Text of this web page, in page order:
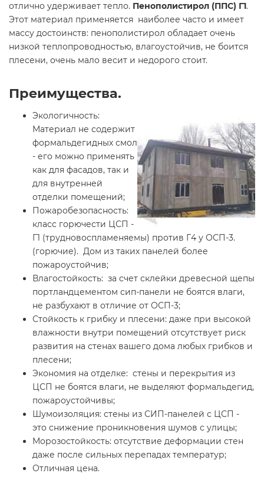
отлично удерживает тепло. Пенополистирол (ППС) Г1.
Этот материал применяется наиболее часто и имеет
массу достоинств: пенополистирол обладает очень
низкой теплопроводностью, влагоустойчив, не боится
плесени, очень мало весит и недорого стоит.
Преимущества.
Экологичность:
Материал не содержит
формальдегидных смол
- его можно применять
как для фасадов, так и
для внутренней
отделки помещений;
Пожаробезопасность:
класс горючести ЦСП -
Г1 (трудновоспламеняемы) против Г4 у ОСП-3.
(горючие). Дом из таких панелей более
пожароустойчив;
Влагостойкость: за счет склейки древесной щепы
портландцементом сип-панели не боятся влаги,
не разбухают в отличие от ОСП-3;
Стойкость к грибку и плесени: даже при высокой
влажности внутри помещений отсутствует риск
развития на стенах вашего дома любых грибков и
плесени;
Экономия на отделке: стены и перекрытия из
ЦСП не боятся влаги, не выделяют формальдегид,
пожароустойчивы;
Шумоизоляция: стены из СИП-панелей с ЦСП -
это снижение проникновения шумов с улицы;
Морозостойкость: отсутствие деформации стен
даже после сильных перепадах температур;
Отличная цена.